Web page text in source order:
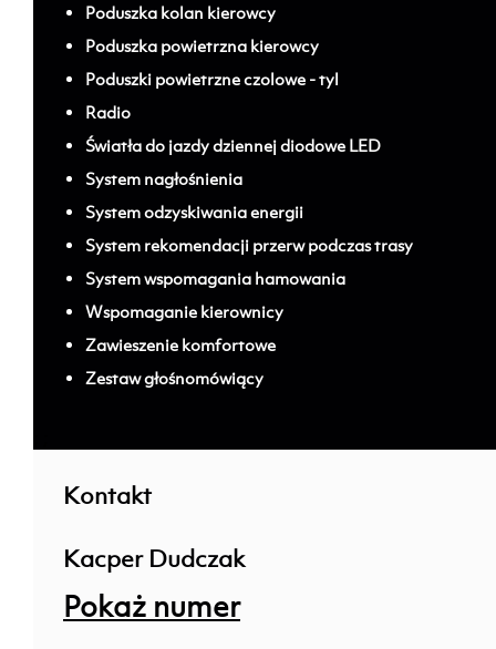
Poduszka kolan kierowcy
Poduszka powietrzna kierowcy
Poduszki powietrzne czolowe - tyl
Radio
Światła do jazdy dziennej diodowe LED
System nagłośnienia
System odzyskiwania energii
System rekomendacji przerw podczas trasy
System wspomagania hamowania
Wspomaganie kierownicy
Zawieszenie komfortowe
Zestaw głośnomówiący
Kontakt
Kacper Dudczak
Pokaż numer